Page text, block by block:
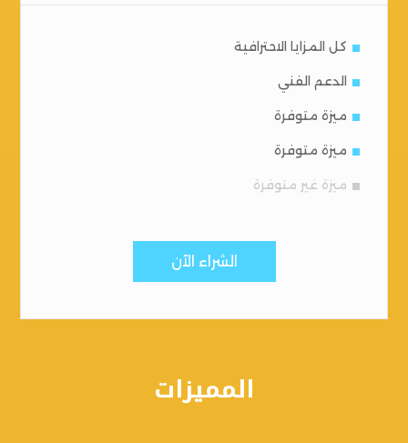
كل المزايا الاحترافية
الدعم الفني
ميزة متوفرة
ميزة متوفرة
ميزة غير متوفرة
الشراء الآن
المميزات